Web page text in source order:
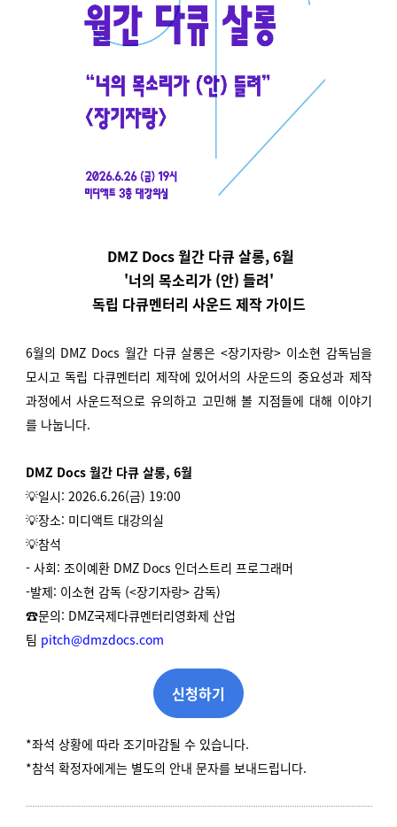
DMZ Docs 월간 다큐 살롱, 6월
'너의 목소리가 (안) 들려'
독립 다큐멘터리 사운드 제작 가이드
6월의 DMZ Docs 월간 다큐 살롱은 <장기자랑> 이소현 감독님을
모시고 독립 다큐멘터리 제작에 있어서의 사운드의 중요성과 제작
과정에서 사운드적으로 유의하고 고민해 볼 지점들에 대해 이야기
를 나눕니다.
DMZ Docs 월간 다큐 살롱, 6월
💡일시: 2026.6.26(금) 19:00
💡장소: 미디액트 대강의실
💡참석
- 사회: 조이예환 DMZ Docs 인더스트리 프로그래머
-발제: 이소현 감독 (<장기자랑> 감독)
☎️문의: DMZ국제다큐멘터리영화제 산업
팀 pitch@dmzdocs.com
신청하기
*좌석 상황에 따라 조기마감될 수 있습니다.
*참석 확정자에게는 별도의 안내 문자를 보내드립니다.